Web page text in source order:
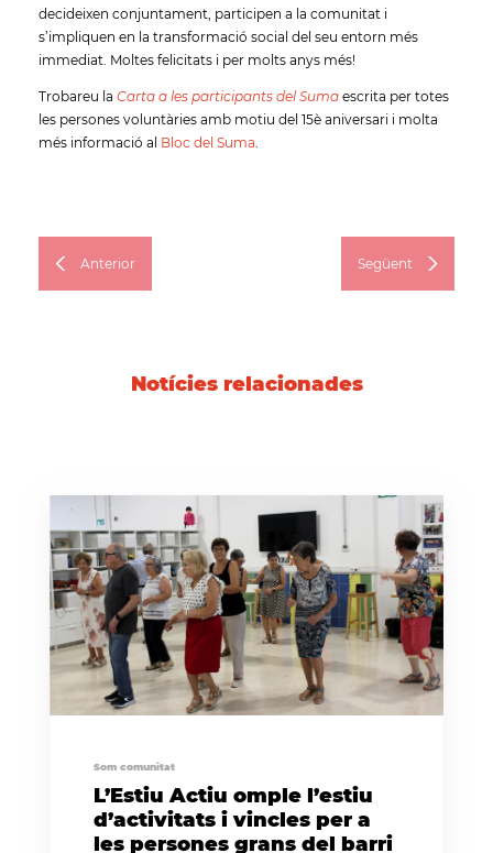
decideixen conjuntament, participen a la comunitat i
s’impliquen en la transformació social del seu entorn més
immediat. Moltes felicitats i per molts anys més!
Trobareu la Carta a les participants del Suma escrita per totes
les persones voluntàries amb motiu del 15è aniversari i molta
més informació al Bloc del Suma
Anterior Següent
Notícies relacionades
Som comunitat
L’Estiu Actiu omple l’estiu
d’activitats i vincles per a
les persones grans del barri